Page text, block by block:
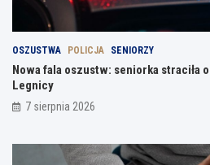
OSZUSTWA POLICJA SENIORZY
Nowa fala oszustw: seniorka straciła
Legnicy
7 sierpnia 2026